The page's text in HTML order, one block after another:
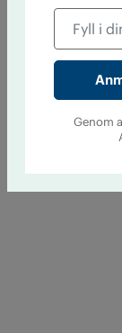
Genom